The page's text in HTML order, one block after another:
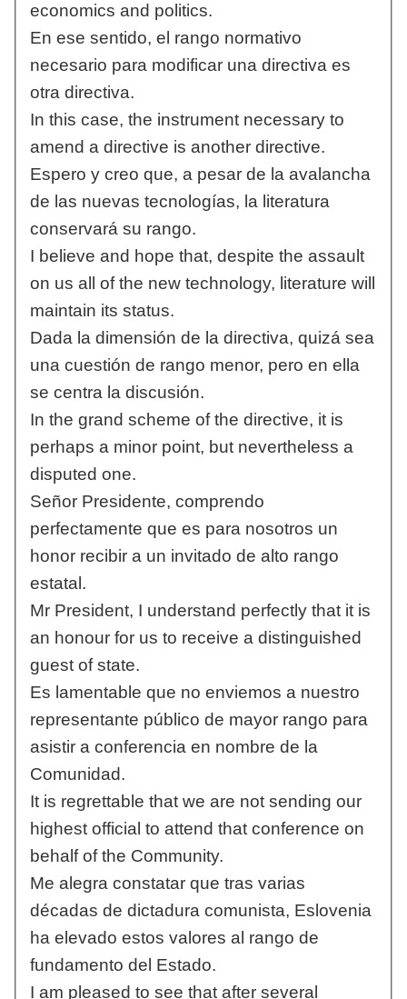
economics and politics.
En ese sentido, el rango normativo
necesario para modificar una directiva es
otra directiva.
In this case, the instrument necessary to
amend a directive is another directive.
Espero y creo que, a pesar de la avalancha
de las nuevas tecnologías, la literatura
conservará su rango.
I believe and hope that, despite the assault
on us all of the new technology, literature will
maintain its status.
Dada la dimensión de la directiva, quizá sea
una cuestión de rango menor, pero en ella
se centra la discusión.
In the grand scheme of the directive, it is
perhaps a minor point, but nevertheless a
disputed one.
Señor Presidente, comprendo
perfectamente que es para nosotros un
honor recibir a un invitado de alto rango
estatal.
Mr President, I understand perfectly that it is
an honour for us to receive a distinguished
guest of state.
Es lamentable que no enviemos a nuestro
representante público de mayor rango para
asistir a conferencia en nombre de la
Comunidad.
It is regrettable that we are not sending our
highest official to attend that conference on
behalf of the Community.
Me alegra constatar que tras varias
décadas de dictadura comunista, Eslovenia
ha elevado estos valores al rango de
fundamento del Estado.
I am pleased to see that after several